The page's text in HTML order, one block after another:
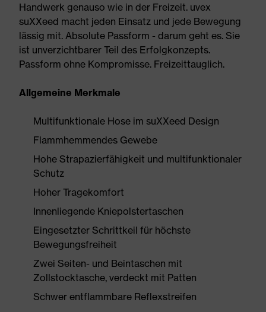
Handwerk genauso wie in der Freizeit. uvex
suXXeed macht jeden Einsatz und jede Bewegung
lässig mit. Absolute Passform - darum geht es. Sie
ist unverzichtbarer Teil des Erfolgkonzepts.
Passform ohne Kompromisse. Freizeittauglich.
Allgemeine Merkmale
Multifunktionale Hose im suXXeed Design
Flammhemmendes Gewebe
Hohe Strapazierfähigkeit und multifunktionaler
Schutz
Hoher Tragekomfort
Innenliegende Kniepolstertaschen
Eingesetzter Schrittkeil für höchste
Bewegungsfreiheit
Zwei Seiten- und Beintaschen mit
Zollstocktasche, verdeckt mit Patten
Schwer entflammbare Reflexstreifen